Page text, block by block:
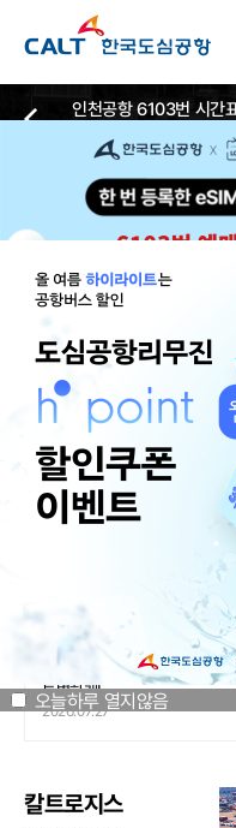
오늘하루 열지않음
Best
to
Best
to
Best
to
인천공항 6103번 시간
실시간
위치안내
리무진
및 시간표
[인천국제공항공사 x 잔망루피]
공항은 GREEN하게, 굿즈는
특별하게!
2026.07.27
칼트로지스